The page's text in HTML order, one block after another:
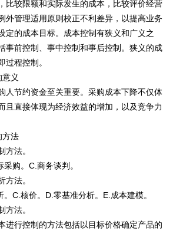
比较限额和实际发生的成本，比较评价经营
外管理适用原则校正不利差异，以提高业务
定的成本目标。成本控制有狭义和广义之
事前控制、事中控制和事后控制。狭义的成
过程控制。
义
节约资金至关重要。采购成本下降不仅体
且直接体现为经济效益的增加，以及竞争力
法
法。
购。C.商务谈判。
法。
C.核价。D.零基准分析。E.成本建模。
法。
行控制的方法包括以目标价格确定产品的